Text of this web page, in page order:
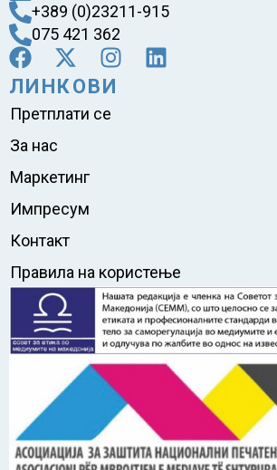
+389 (0)23211-915
075 421 362
ЛИНКОВИ
Претплати се
За нас
Маркетинг
Импресум
Контакт
Правила на користење